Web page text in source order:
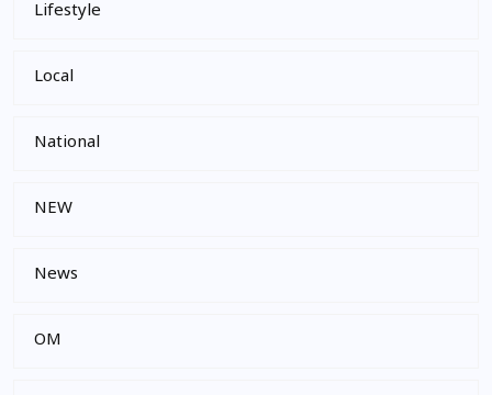
Lifestyle
Local
National
NEW
News
OM